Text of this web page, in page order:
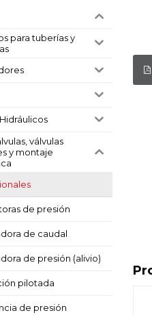
para tuberías y
válvulas
y montaje
de presión
de caudal
de presión (alivio)
pilotada
de presión